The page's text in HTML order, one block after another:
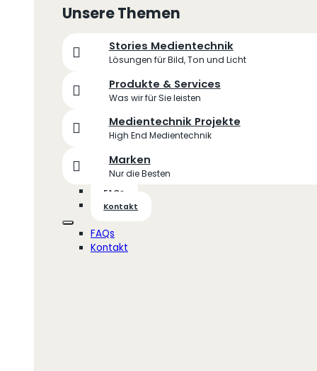
Unsere Themen
Stories Medientechnik
Lösungen für Bild, Ton und Licht
Produkte & Services
Was wir für Sie leisten
Medientechnik Projekte
High End Medientechnik
Marken
Nur die Besten
FAQs
Kontakt
FAQs
Kontakt